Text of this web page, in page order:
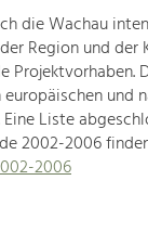
die Wachau
Region und der
Projektvorhaben.
und
Liste
2002-2006
2006